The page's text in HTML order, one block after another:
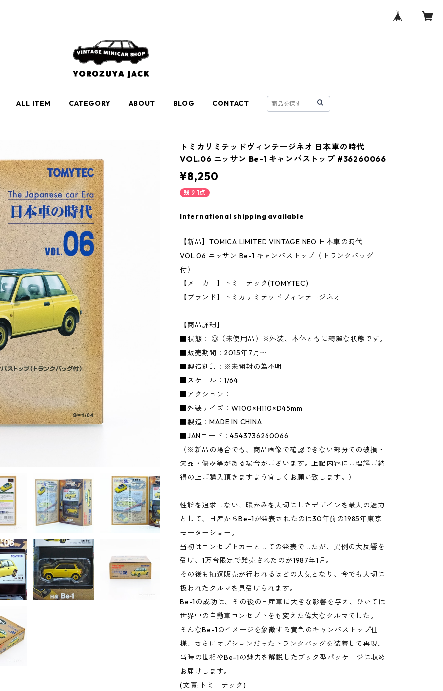
ALL ITEM CATEGORY ABOUT BLOG CONTACT
トミカリミテッドヴィンテージネオ 日本車の時代
VOL.06 ニッサン Be-1 キャンバストップ #36260066
¥8,250
残り1点
International shipping available
【新品】TOMICA LIMITED VINTAGE NEO 日本車の時代
VOL.06 ニッサン Be-1 キャンバストップ（トランクバッグ
付）
【メーカー】トミーテック(TOMYTEC)
【ブランド】トミカリミテッドヴィンテージネオ
【商品詳細】
■状態： ◎（未使用品）※外装、本体ともに綺麗な状態です。
■販売期間：2015年7月〜
■製造刻印：※未開封の為不明
■スケール：1/64
■アクション：
■外装サイズ：W100×H110×D45mm
■製造：MADE IN CHINA
■JANコード：4543736260066
（※新品の場合でも、商品画像で確認できない部分での破損・
欠品・傷み等がある場合がございます。上記内容にご理解ご納
得の上ご購入頂きますよう宜しくお願い致します。）
性能を追求しない、暖かみを大切にしたデザインを最大の魅力
として、日産からBe-1が発表されたのは30年前の1985年東京
モーターショー。
当初はコンセプトカーとしての発表でしたが、異例の大反響を
受け、1万台限定で発売されたのが1987年1月。
その後も抽選販売が行われるほどの人気となり、今でも大切に
扱われたクルマを見受けられます。
Be-1の成功は、その後の日産車に大きな影響を与え、ひいては
世界中の自動車コンセプトをも変えた偉大なクルマでした。
そんなBe-1のイメージを象徴する黄色のキャンバストップ仕
様、さらにオプションだったトランクバッグを装着して再現。
当時の世相やBe-1の魅力を解説したブック型パッケージに収め
お届けします。
(文責:トミーテック)